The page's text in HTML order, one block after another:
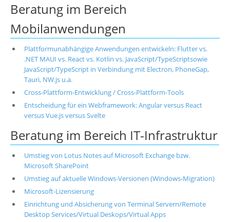
Beratung im Bereich
Mobilanwendungen
Plattformunabhängige Anwendungen entwickeln: Flutter vs.
.NET MAUI vs. React vs. Kotlin vs. JavaScript/TypeScriptsowie
JavaScript/TypeScript in Verbindung mit Electron, PhoneGap,
Tauri, NW.js u.a.
Cross-Plattform-Entwicklung / Cross-Plattform-Tools
Entscheidung für ein Webframework: Angular versus React
versus Vue.js versus Svelte
Beratung im Bereich IT-Infrastruktur
Umstieg von Lotus Notes auf Microsoft Exchange bzw.
Microsoft SharePoint
Umstieg auf aktuelle Windows-Versionen (Windows-Migration)
Microsoft-Lizensierung
Einrichtung und Absicherung von Terminal Servern/Remote
Desktop Services/Virtual Deskops/Virtual Apps